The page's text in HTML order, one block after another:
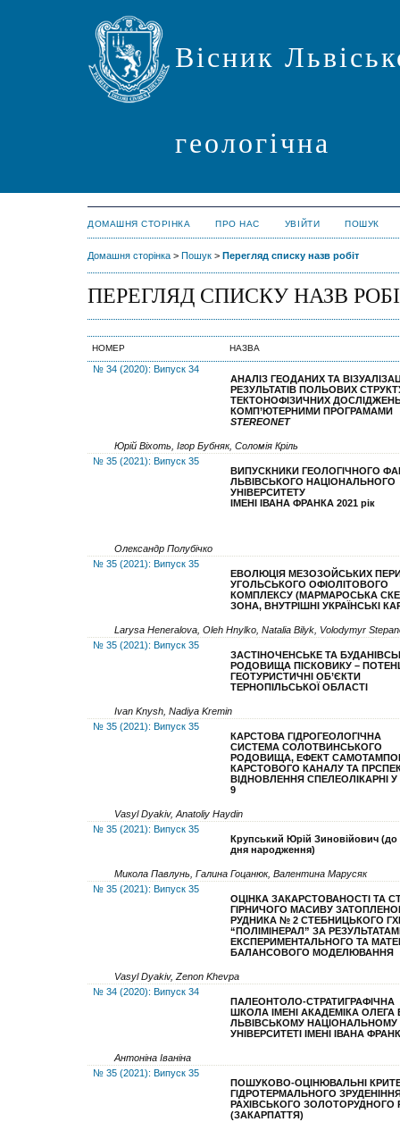
Вісник
геологічна
ДОМАШНЯ СТОРІНКА ПРО НАС УВІЙТИ ПОШУК
Домашня сторінка > Пошук > Перегляд списку назв робіт
ПЕРЕГЛЯД СПИСКУ НАЗВ
НОМЕР НАЗВА
№ 34 (2020): Випуск 34
АНАЛІЗ ГЕОДАНИХ ТА
РЕЗУЛЬТАТІВ ПОЛЬОВИХ
ТЕКТОНОФІЗИЧНИХ
КОМП’ЮТЕРНИМИ ПРОГРАМАМИ
STEREONET
Юрій Віхоть, Ігор Бубняк, Соломія Кріль
№ 35 (2021): Випуск 35
ВИПУСКНИКИ ГЕОЛОГІЧНОГО
ЛЬВІВСЬКОГО НАЦІОНАЛЬНОГО
УНІВЕРСИТЕТУ
ІМЕНІ ІВАНА ФРАНКА 2021рік
Олександр Полубічко
№ 35 (2021): Випуск 35
ЕВОЛЮЦІЯ МЕЗОЗОЙСЬКИХ
УГОЛЬСЬКОГО ОФІОЛІТОВОГО
КОМПЛЕКСУ (МАРМАРОСЬКА
ЗОНА, ВНУТРІШНІ УКРАЇНСЬКІ
Larysa Heneralova, Oleh Hnylko, Natalia Bilyk, Volodymyr
№ 35 (2021): Випуск 35
ЗАСТІНОЧЕНСЬКЕ ТА
РОДОВИЩА ПІСКОВИКУ –
ГЕОТУРИСТИЧНІ ОБ’ЄКТИ
ТЕРНОПІЛЬСЬКОЇ ОБЛАСТІ
Ivan Knysh, Nadiya Kremin
№ 35 (2021): Випуск 35
КАРСТОВА ГІДРОГЕОЛОГІЧНА
СИСТЕМА СОЛОТВИНСЬКОГО
РОДОВИЩА, ЕФЕКТ
КАРСТОВОГО КАНАЛУ ТА
ВІДНОВЛЕННЯ СПЕЛЕОЛІКАРНІ У
9
Vasyl Dyakiv, Anatoliy Haydin
№ 35 (2021): Випуск 35
Крупський Юрій Зиновійович (до
дня народження)
Микола Павлунь, Галина Гоцанюк, Валентина Марусяк
№ 35 (2021): Випуск 35
ОЦІНКА ЗАКАРСТОВАНОСТІ ТА
ГІРНИЧОГО МАСИВУ
РУДНИКА № 2 СТЕБНИЦЬКОГО
“ПОЛІМІНЕРАЛ” ЗА
ЕКСПЕРИМЕНТАЛЬНОГО ТА
БАЛАНСОВОГО МОДЕЛЮВАННЯ
Vasyl Dyakiv, Zenon Khevpa
№ 34 (2020): Випуск 34
ПАЛЕОНТОЛО-СТРАТИГРАФІЧНА
ШКОЛА ІМЕНІ АКАДЕМІКА
ЛЬВІВСЬКОМУ НАЦІОНАЛЬНОМУ
УНІВЕРСИТЕТІ ІМЕНІ ІВАНА
Антоніна Іваніна
№ 35 (2021): Випуск 35
ПОШУКОВО-ОЦІНЮВАЛЬНІ
ГІДРОТЕРМАЛЬНОГО
РАХIВСЬКОГО ЗОЛОТОРУДНОГО
(ЗАКАРПАТТЯ)